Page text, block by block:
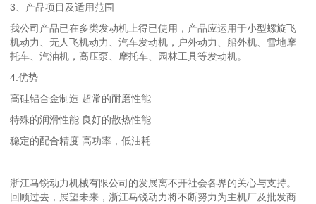
3、产品项目及适用范围
我公司产品已在多类发动机上得已使用，产品应运用于小型螺旋飞
机动力、无人飞机动力、汽车发动机，户外动力、船外机、雪地摩
托车、汽油机，高压泵、摩托车、园林工具等发动机。
4.优势
高硅铝合金制造 超常的耐磨性能
特殊的润滑性能 良好的散热性能
稳定的配合精度 高功率，低油耗
浙江马锐动力机械有限公司的发展离不开社会各界的关心与支持。
回顾过去，展望未来，浙江马锐动力将不断努力为主机厂及批发商